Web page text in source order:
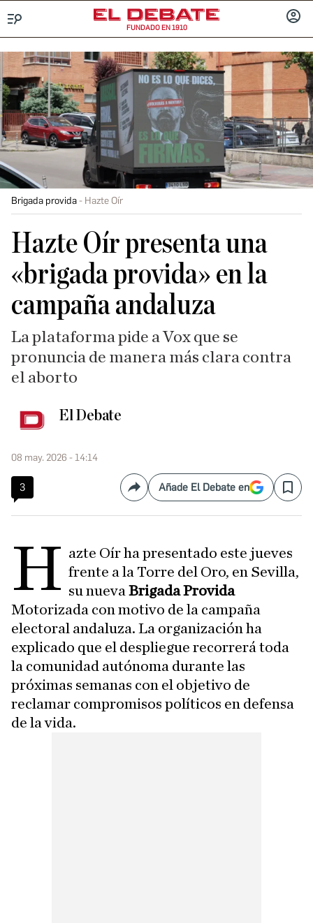
FUNDADO EN 1910
Brigada provida Hazte Oír
Hazte Oír presenta una
«brigada provida» en la
campaña andaluza
La plataforma pide a Vox que se
pronuncia de manera más clara contra
el aborto
El Debate
08 may. 2026 - 14:14
3 CompartirAñade El Debate en Save
H azte Oír ha presentado este jueves
frente a la Torre del Oro, en Sevilla,
su nuevaBrigada Provida
Motorizada con motivo de la campaña
electoral andaluza. La organización ha
explicado que el despliegue recorrerá toda
la comunidad autónoma durante las
próximas semanas con el objetivo de
reclamar compromisos políticos en defensa
de la vida.